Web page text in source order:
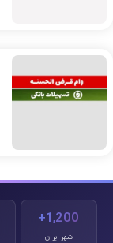
1,200+
شهر ایران